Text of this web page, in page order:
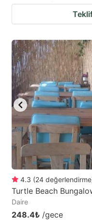
4.3 (24 değerlendirme
Turtle Beach
Daire
248.4₺ /gece